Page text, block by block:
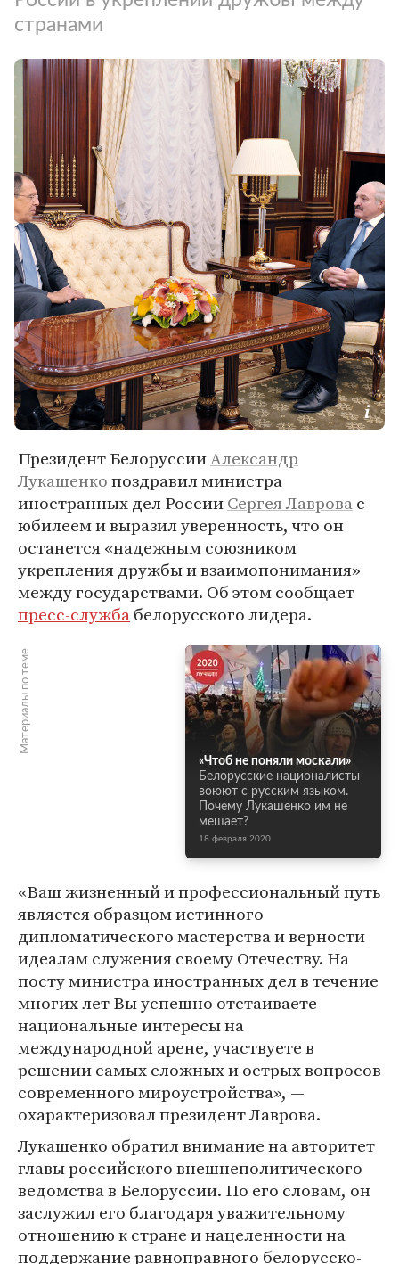
странами
Президент БелоруссииАлександр
Лукашенкопоздравил министра
иностранных дел РоссииСергея Лавровас
юбилеем и выразил уверенность, что он
останется «надежным союзником
укрепления дружбы и взаимопонимания»
между государствами. Об этом сообщает
пресс-службабелорусского лидера.
Материалы по теме
«Чтоб не поняли москали»
Белорусские националисты
воюют с русским языком.
Почему Лукашенко им не
мешает?
18 февраля 2020
«Ваш жизненный и профессиональный путь
является образцом истинного
дипломатического мастерства и верности
идеалам служения своему Отечеству. На
посту министра иностранных дел в течение
многих лет Вы успешно отстаиваете
национальные интересы на
международной арене, участвуете в
решении самых сложных и острых вопросов
современного мироустройства», —
охарактеризовал президент Лаврова.
Лукашенко обратил внимание на авторитет
главы российского внешнеполитического
ведомства в Белоруссии. По его словам, он
заслужил его благодаря уважительному
отношению к стране и нацеленности на
поддержание равноправного белорусско-